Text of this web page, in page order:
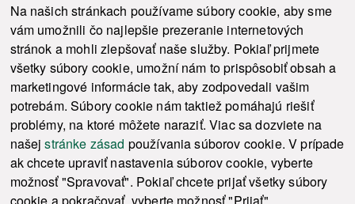
Na našich stránkach používame súbory cookie, aby sme
vám umožnili čo najlepšie prezeranie internetových
stránok a mohli zlepšovať naše služby. Pokiaľ prijmete
všetky súbory cookie, umožní nám to prispôsobiť obsah a
marketingové informácie tak, aby zodpovedali vašim
potrebám. Súbory cookie nám taktiež pomáhajú riešiť
problémy, na ktoré môžete naraziť. Viac sa dozviete na
našejstránke zásad používania súborov cookie. V prípade
ak chcete upraviť nastavenia súborov cookie, vyberte
možnosť "Spravovať". Pokiaľ chcete prijať všetky súbory
cookie a pokračovať, vyberte možnosť "Prijať".
Odoslať
© 2021-2026 ku.sk. Všetky práva vyhradené. | Ochrana osobných údajov
Vyhlásenie o prístupnosti |
Admin
This site is protected by reCAPTCHA and the Google Privacy Policy and Terms of
Service
apply.